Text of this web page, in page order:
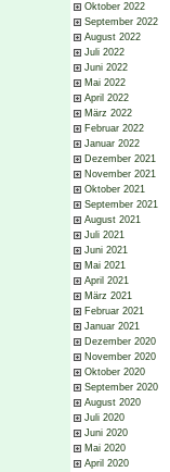
Oktober 2022
September 2022
August 2022
Juli 2022
Juni 2022
Mai 2022
April 2022
März 2022
Februar 2022
Januar 2022
Dezember 2021
November 2021
Oktober 2021
September 2021
August 2021
Juli 2021
Juni 2021
Mai 2021
April 2021
März 2021
Februar 2021
Januar 2021
Dezember 2020
November 2020
Oktober 2020
September 2020
August 2020
Juli 2020
Juni 2020
Mai 2020
April 2020